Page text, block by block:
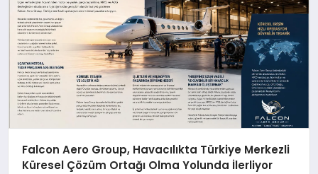
Falcon Aero Group, Havacılıkta Türkiye Merkezli
Küresel Çözüm Ortağı Olma Yolunda İlerliyor